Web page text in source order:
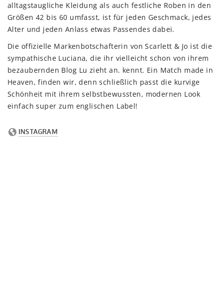
alltagstaugliche Kleidung als auch festliche Roben in den
Größen 42 bis 60 umfasst, ist für jeden Geschmack, jedes
Alter und jeden Anlass etwas Passendes dabei.
Die offizielle Markenbotschafterin von Scarlett & Jo ist die
sympathische Luciana, die ihr vielleicht schon von ihrem
bezaubernden Blog Lu zieht an. kennt. Ein Match made in
Heaven, finden wir, denn schließlich passt die kurvige
Schönheit mit ihrem selbstbewussten, modernen Look
einfach super zum englischen Label!